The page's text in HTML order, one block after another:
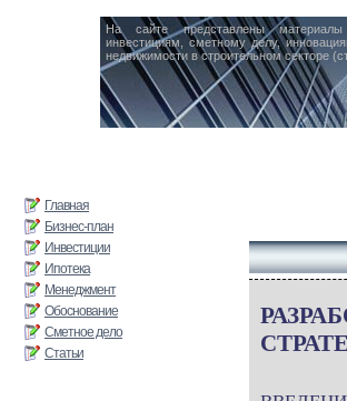
На сайте представлены
инвестициям, сметному делу,
недвижимости в строительном секторе
Главная
Бизнес-план
Инвестиции
Ипотека
Менеджмент
Обоснование
Сметное дело
Статьи